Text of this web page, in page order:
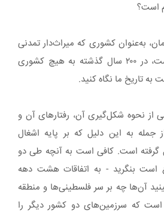
است؟
به‌عنوان کشوری که میراث‌دار تمدنی
بسیار غنی و تاریخی است، در ۲۰۰ سال گذشته به هیچ کشوری
تاریخ ما نگاه کنید.
از نحوه شکل‌گیری آن، رفتارهای آن و
به این دلیل که بر پایه اشغال
گرفته است. کافی است به آنچه طی دو
است بنگرید - به اتفاقات هشت دهه
آن‌ها چه بر سر فلسطینی‌ها و منطقه
است که سرزمین‌های دو کشور دیگر را